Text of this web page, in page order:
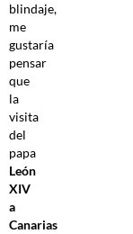
blindaje,
me
gustaría
pensar
que
la
visita
del
papa
León
XIV
a
Canarias